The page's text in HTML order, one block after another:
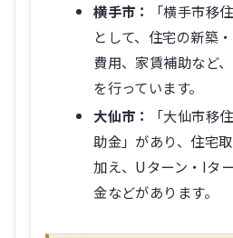
横手市：
「横手市移
として、住宅の新築
費用、家賃補助など
を行っています。
大仙市：
「大仙市移
助金」があり、住宅
加え、Uターン・Iタ
金などがあります。